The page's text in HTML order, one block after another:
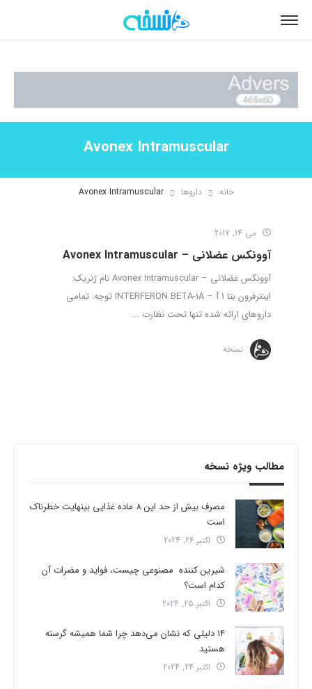
Avonex Intramuscular
خانه داروها Avonex Intramuscular
می 14, 2017
آوونکس عضلانی – Avonex Intramuscular
آوونکس عضلانی – Avonex Intramuscular نام ژنریک:
اینترفرون بتا 1 آ – INTERFERON BETA-1A توجه: تمامی
داروهای ارائه شده تنها تحت نظارت ...
نسخه
مطالب ویژه نسخه
مصرف بیش از حد این 8 ماده غذایی بینهایت خطرناک
است
اکتبر 26, 2024
شیرین کننده مصنوعی چیست، فواید و مضرات آن
کدام است؟
اکتبر 25, 2024
14 دلیلی که نشان می‌دهد چرا شما همیشه گرسنه
هستید
اکتبر 24, 2024